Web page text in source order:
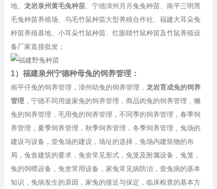
地、 龙岩泉州黄毛兔种苗、宁德漳州月月兔兔种苗、南平三明黑
毛兔种苗养殖场、乌毛竹鼠种苗大型养殖合作社、福建大耳朵兔
种苗养殖基地、小耳朵竹鼠种苗、红眼睛竹鼠种苗及竹鼠养殖设
备厂家直接批发；
1）福建泉州宁德种母兔的饲养管理：
南平仔兔的饲养管理，漳州幼兔的饲养管理， 龙岩育成兔的饲养
管理 ，宁德不同用途家兔的饲养管理，商品肉兔的饲养管理，獭
兔的饲养管理，毛用兔的饲养管理，不同季的饲养管理，春季饲
养管理，夏季饲养管理，秋季饲养管理，冬季饲养管理，兔场的
建设与设备，壹兔场的建设，场址的选择，兔场内建筑物的布
局，兔舍建筑的要求，兔舍常见形式，兔笼及附属设备，兔笼，
兔的饲喂设备，兔舍常用设备，家兔常见病防治，壹兔病的基本
知识，兔病发生的原因，家兔的接近与保定，临床检查的基本方